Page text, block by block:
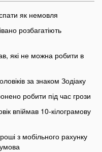
як немовля
розбагатіють
які не можна робити в
за знаком Зодіаку
робити під час грози
впіймав 10-кілограмову
з мобільного рахунку